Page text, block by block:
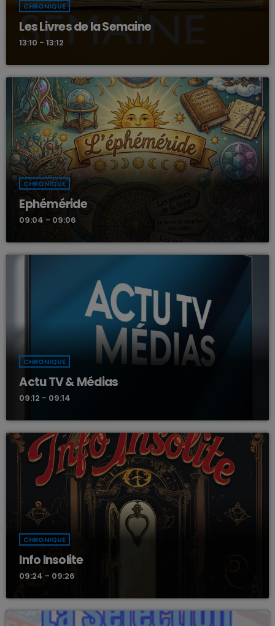
CHRONIQUE
Les Livres de la Semaine
13:10 - 13:12
CHRONIQUE
Ephéméride
09:04 - 09:06
CHRONIQUE
Actu TV & Médias
09:12 - 09:14
CHRONIQUE
Info Insolite
09:24 - 09:26